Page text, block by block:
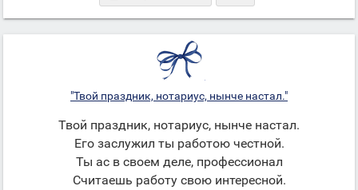
"Твой праздник, нотариус, нынче настал."
Твой праздник, нотариус, нынче настал.
Его заслужил ты работою честной.
Ты ас в своем деле, профессионал
Считаешь работу свою интересной.